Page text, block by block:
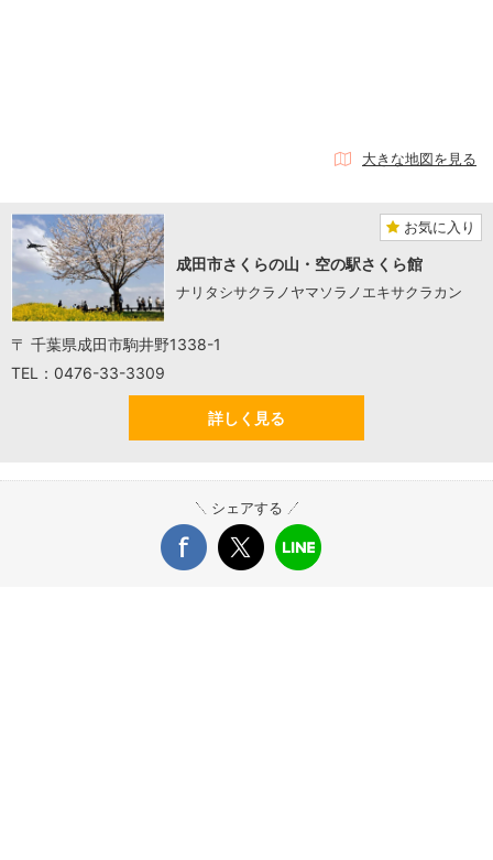
大きな地図を見る
お気に入り
成田市さくらの山・空の駅さくら館
ナリタシサクラノヤマソラノエキサクラカン
〒 千葉県成田市駒井野1338-1
TEL：0476-33-3309
詳しく見る
シェアする